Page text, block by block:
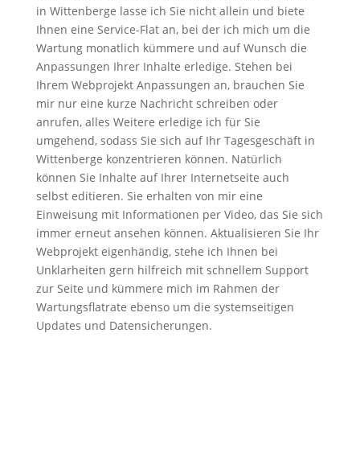
in Wittenberge lasse ich Sie nicht allein und biete
Ihnen eine Service-Flat an, bei der ich mich um die
Wartung monatlich kümmere und auf Wunsch die
Anpassungen Ihrer Inhalte erledige. Stehen bei
Ihrem Webprojekt Anpassungen an, brauchen Sie
mir nur eine kurze Nachricht schreiben oder
anrufen, alles Weitere erledige ich für Sie
umgehend, sodass Sie sich auf Ihr Tagesgeschäft in
Wittenberge konzentrieren können. Natürlich
können Sie Inhalte auf Ihrer Internetseite auch
selbst editieren. Sie erhalten von mir eine
Einweisung mit Informationen per Video, das Sie sich
immer erneut ansehen können. Aktualisieren Sie Ihr
Webprojekt eigenhändig, stehe ich Ihnen bei
Unklarheiten gern hilfreich mit schnellem Support
zur Seite und kümmere mich im Rahmen der
Wartungsflatrate ebenso um die systemseitigen
Updates und Datensicherungen.